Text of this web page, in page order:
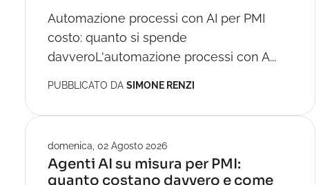
Automazione processi con AI per PMI
costo: quanto si spende
davveroL'automazione processi con A...
PUBBLICATO DA SIMONE RENZI
domenica, 02 Agosto 2026
Agenti AI su misura per PMI:
quanto costano davvero e come